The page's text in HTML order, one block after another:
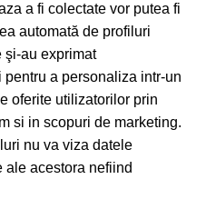
a fi colectate vor putea fi
automată de profiluri
şi-au exprimat
a personaliza intr-un
oferite utilizatorilor prin
si in scopuri de marketing.
nu va viza datele
ale acestora nefiind